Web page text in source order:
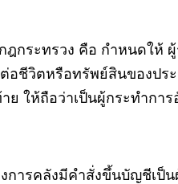
ฎกระทรวง คือ กำหนดให้
อชีวิตหรือทรัพย์สินของปร
ย ให้ถือว่าเป็นผู้กระทำกา
การคลังมีคำสั่งขึ้นบัญชีเป็